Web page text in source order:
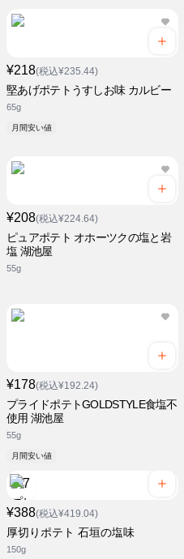
¥218(税込¥235.44)
堅あげポテトうすしお味 カルビー
65g
月間安い値
¥208(税込¥224.64)
ピュアポテト オホーツクの塩と岩
塩 湖池屋
55g
¥178(税込¥192.24)
プライドポテトGOLDSTYLE食塩不
使用 湖池屋
55g
月間安い値
¥388(税込¥419.04)
厚切りポテト 石垣の塩味
150g